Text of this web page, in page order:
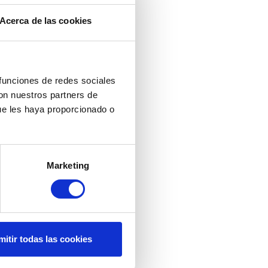
Acerca de las cookies
de redes sociales
nuestros partners de
les haya proporcionado o
Marketing
todas las cookies